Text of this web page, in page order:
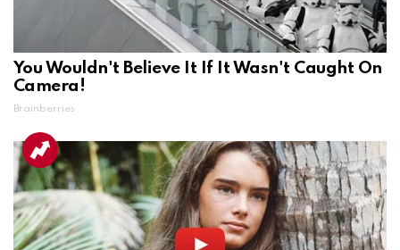
You Wouldn't Believe It If It Wasn't Caught On
Camera!
Brainberries